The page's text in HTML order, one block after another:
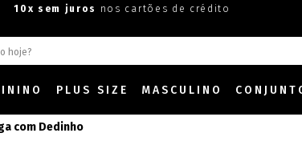
10x sem juros nos cartões de crédito
PLUS SIZE MASCULINO
com Dedinho